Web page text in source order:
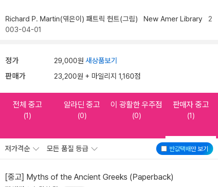
Richard P. Martin(엮은이) 패트릭 헌트(그림) New Amer Library 2
003-04-01
정가 29,000원 새상품보기
판매가 23,200원 + 마일리지 1,160점
전체 중고
(1)
알라딘 중고
(0)
이 광활한 우주점
(0)
판매자 중고
(1)
반값택배만 보기
저가격순 모든 품질 등급
[중고] Myths of the Ancient Greeks (Paperback)